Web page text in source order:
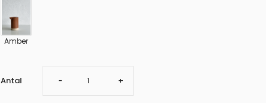
Amber
Antal Sænk
- Øg
+